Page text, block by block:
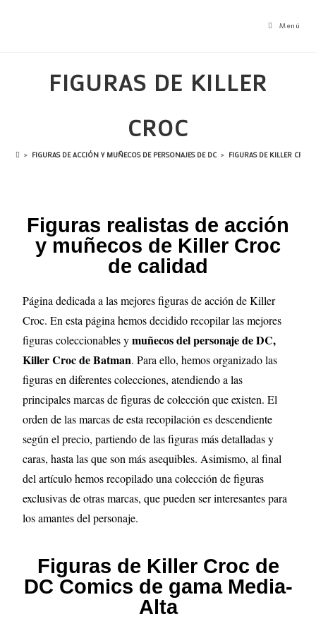
Menú
FIGURAS DE KILLER
CROC
> FIGURAS DE ACCIÓN Y MUÑECOS DE PERSONAJES DE DC > FIGURAS DE KILLER CROC
Figuras realistas de acción
y muñecos de Killer Croc
de calidad
Página dedicada a las mejores figuras de acción de Killer
Croc. En esta página hemos decidido recopilar las mejores
figuras coleccionables ymuñecos del personaje de DC,
Killer Croc de Batman. Para ello, hemos organizado las
figuras en diferentes colecciones, atendiendo a las
principales marcas de figuras de colección que existen. El
orden de las marcas de esta recopilación es descendiente
según el precio, partiendo de las figuras más detalladas y
caras, hasta las que son más asequibles. Asimismo, al final
del artículo hemos recopilado una colección de figuras
exclusivas de otras marcas, que pueden ser interesantes para
los amantes del personaje.
Figuras de Killer Croc de
DC Comics de gama Media-
Alta